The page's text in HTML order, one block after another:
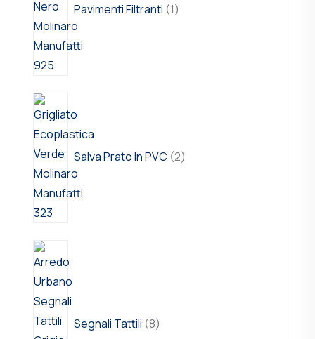
Pavimenti Filtranti 1
Salva Prato In PVC 2
Segnali Tattili 8